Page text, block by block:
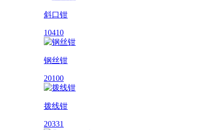
斜口钳
10410
钢丝钳
20100
拨线钳
20331